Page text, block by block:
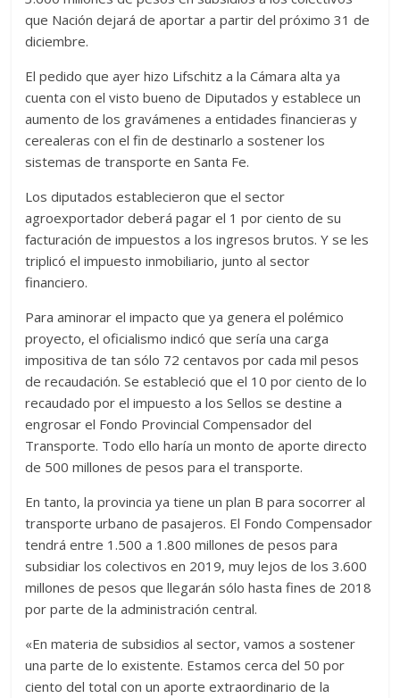
que Nación dejará de aportar a partir del próximo 31 de
diciembre.
El pedido que ayer hizo Lifschitz a la Cámara alta ya
cuenta con el visto bueno de Diputados y establece un
aumento de los gravámenes a entidades financieras y
cerealeras con el fin de destinarlo a sostener los
sistemas de transporte en Santa Fe.
Los diputados establecieron que el sector
agroexportador deberá pagar el 1 por ciento de su
facturación de impuestos a los ingresos brutos. Y se les
triplicó el impuesto inmobiliario, junto al sector
financiero.
Para aminorar el impacto que ya genera el polémico
proyecto, el oficialismo indicó que sería una carga
impositiva de tan sólo 72 centavos por cada mil pesos
de recaudación. Se estableció que el 10 por ciento de lo
recaudado por el impuesto a los Sellos se destine a
engrosar el Fondo Provincial Compensador del
Transporte. Todo ello haría un monto de aporte directo
de 500 millones de pesos para el transporte.
En tanto, la provincia ya tiene un plan B para socorrer al
transporte urbano de pasajeros. El Fondo Compensador
tendrá entre 1.500 a 1.800 millones de pesos para
subsidiar los colectivos en 2019, muy lejos de los 3.600
millones de pesos que llegarán sólo hasta fines de 2018
por parte de la administración central.
«En materia de subsidios al sector, vamos a sostener
una parte de lo existente. Estamos cerca del 50 por
ciento del total con un aporte extraordinario de la